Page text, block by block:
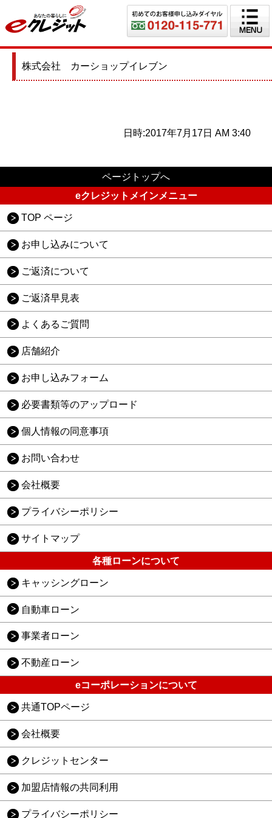
株式会社 カーショップイレブン
日時:2017年7月17日 AM 3:40
ページトップへ
eクレジットメインメニュー
TOP ページ
お申し込みについて
ご返済について
ご返済早見表
よくあるご質問
店舗紹介
お申し込みフォーム
必要書類等のアップロード
個人情報の同意事項
お問い合わせ
会社概要
プライバシーポリシー
サイトマップ
各種ローンについて
キャッシングローン
自動車ローン
事業者ローン
不動産ローン
eコーポレーションについて
共通TOPページ
会社概要
クレジットセンター
加盟店情報の共同利用
プライバシーポリシー